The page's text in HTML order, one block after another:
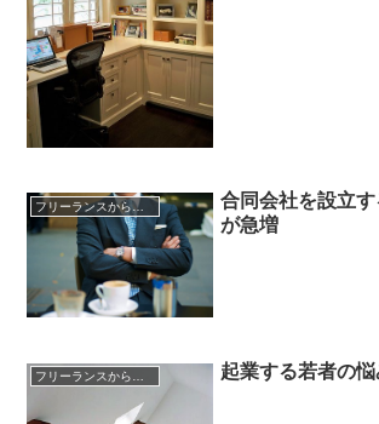
フリーランスから経営者への道
合同会社を設立
が急増
起業する若者の